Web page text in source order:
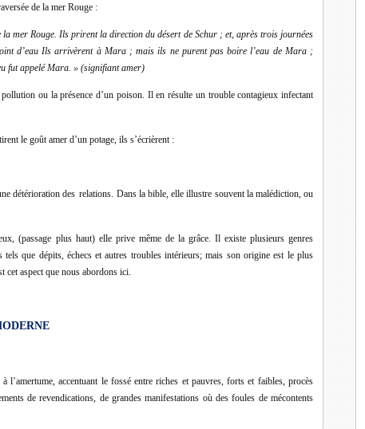
de la mer Rouge :
mer Rouge. Ils prirent la direction du désert de Schur ; et, après trois journées
d’eau Ils arrivèrent à Mara ; mais ils ne purent pas boire l’eau de Mara ;
fut appelé Mara. » (signifiant amer)
ou la présence d’un poison. Il en résulte un trouble contagieux infectant
le goût amer d’un potage, ils s’écrièrent :
détérioration des relations. Dans la bible, elle illustre souvent la malédiction, ou
(passage plus haut) elle prive même de la grâce. Il existe plusieurs genres
tels que dépits, échecs et autres troubles intérieurs; mais son origine est le plus
cet aspect que nous abordons ici.
l’amertume, accentuant le fossé entre riches et pauvres, forts et faibles, procès
de revendications, de grandes manifestations où des foules de mécontents